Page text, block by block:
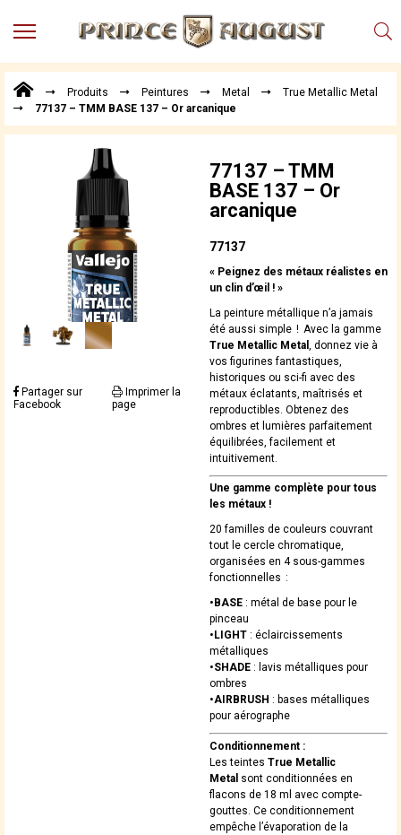
MENU
Points
de
Vente
Actualités
Téléchargements
Techniques,
trucs et
astuces
Vidéos
Produits Peintures Metal
True Metallic Metal
77137 – TMM BASE 137 – Or arcanique
Partager sur
Facebook
Imprimer la
page
77137 – TMM
BASE 137 – Or
arcanique
77137
« Peignez des métaux réalistes en
un clin d’œil ! »
La peinture métallique n’a jamais
été aussi simple ! Avec la gamme
True Metallic Metal , donnez vie à
vos figurines fantastiques,
historiques ou sci-fi avec des
métaux éclatants, maîtrisés et
reproductibles. Obtenez des
ombres et lumières parfaitement
équilibrées, facilement et
intuitivement.
Une gamme complète pour tous
les métaux !
20 familles de couleurs couvrant
tout le cercle chromatique,
organisées en 4 sous-gammes
fonctionnelles :
•BASE : métal de base pour le
pinceau
•LIGHT : éclaircissements
métalliques
•SHADE : lavis métalliques pour
ombres
•AIRBRUSH : bases métalliques
pour aérographe
Conditionnement :
Les teintes True Metallic
Metal sont conditionnées en
flacons de 18 ml avec compte-
gouttes. Ce conditionnement
empêche l’évaporation de la